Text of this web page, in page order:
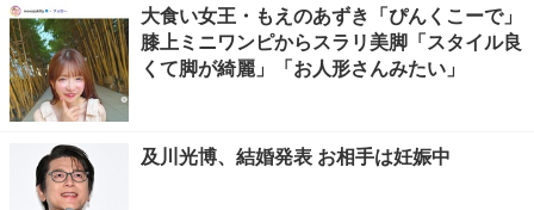
大食い女王・もえのあずき「ぴんくこーで」
膝上ミニワンピからスラリ美脚「スタイル良
くて脚が綺麗」「お人形さんみたい」
及川光博、結婚発表 お相手は妊娠中